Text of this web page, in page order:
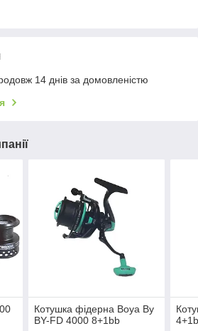
14 днів за домовленістю
Котушка фідерна Boya By
BY-FD 4000 8+1bb